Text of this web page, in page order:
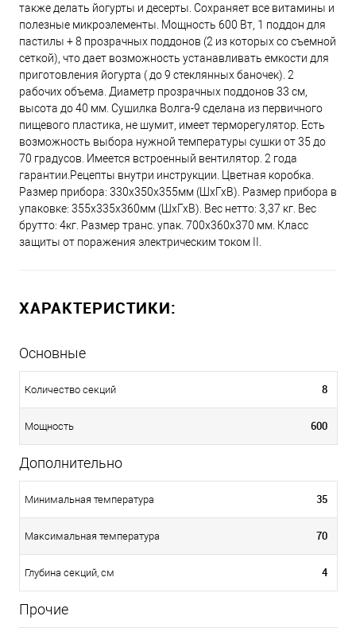
также делать йогурты и десерты. Сохраняет все витамины и
полезные микроэлементы. Мощность 600 Вт, 1 поддон для
пастилы + 8 прозрачных поддонов (2 из которых со съемной
сеткой), что дает возможность устанавливать емкости для
приготовления йогурта ( до 9 стеклянных баночек). 2
рабочих объема. Диаметр прозрачных поддонов 33 см,
высота до 40 мм. Сушилка Волга-9 сделана из первичного
пищевого пластика, не шумит, имеет терморегулятор. Есть
возможность выбора нужной температуры сушки от 35 до
70 градусов. Имеется встроенный вентилятор. 2 года
гарантии.Рецепты внутри инструкции. Цветная коробка.
Размер прибора: 330х350х355мм (ШхГхВ). Размер прибора в
упаковке: 355х335х360мм (ШхГхВ). Вес нетто: 3,37 кг. Вес
брутто: 4кг. Размер транс. упак. 700х360х370 мм. Класс
защиты от поражения электрическим током II.
ХАРАКТЕРИСТИКИ:
Основные
Количество секций 8
Мощность 600
Дополнительно
Минимальная температура 35
Максимальная температура 70
Глубина секций, см 4
Прочие